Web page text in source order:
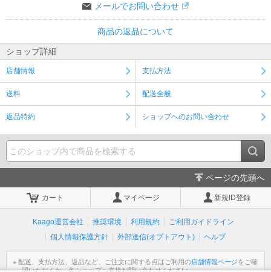
メールでお問い合わせ
商品の返品について
ショップ詳細
店舗情報 支払方法
送料 配送全般
返品特約 ショップへのお問い合わせ
ページの先頭へ
カート マイページ 新規ID登録
Kaago運営会社 推奨環境 利用規約
ご利用ガイドライン
個人情報保護方針
外部送信(オプトアウト) ヘルプ
※ 配送、支払方法、返品など、ご注文に関する点はご利用の店舗情報ページをご確
認いただくか、各ショップへ直接お問い合わせください。